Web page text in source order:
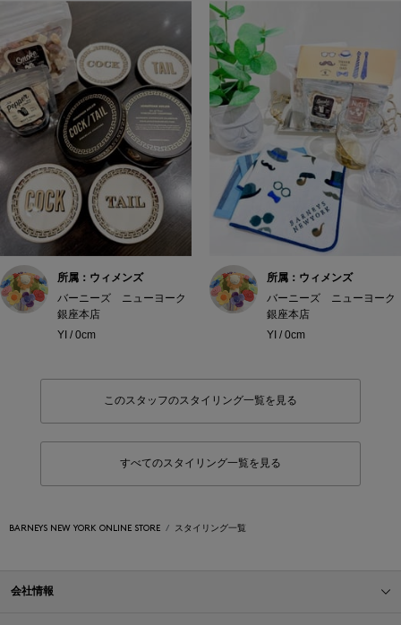
所属：ウィメンズ
バーニーズ ニューヨーク
銀座本店
YI / 0cm
所属：ウィメンズ
バーニーズ ニューヨーク
銀座本店
YI / 0cm
このスタッフのスタイリング一覧を見る
すべてのスタイリング一覧を見る
BARNEYS NEW YORK ONLINE STORE スタイリング一覧
会社情報